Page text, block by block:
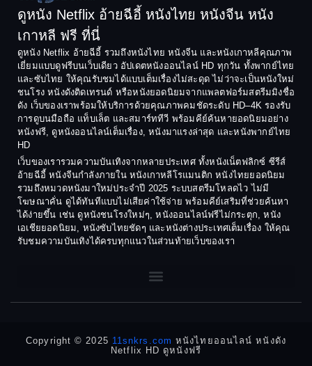
Comedy ตลก
Coming-of-age ชีวิตวัยรุ่น
Crime อาชญากรรม
Crime อาชญากรรม
Culture
Dance เต้น
Dark Comedy ตลกร้าย
DC
Detective สืบสวน
1992
1991
1990
1988
1987
1986
1985
1984
1983
1982
1981
1980
1978
1974
1973
1972
1971
1970
1969
1968
1964
ดูหนัง Netflix อ้ายฉีอี้ หนังไทย หนังจีน หนัง
เกาหลี ฟรี ที่นี่
ดูหนัง Netflix อ้ายฉีอี้ รวมถึงหนังไทย หนังจีน และหนังเกาหลีคุณภาพ
เยี่ยมแบบดูฟรีบนเว็บเดียว อัปเดตหนังออนไลน์ HD ทุกวัน ทั้งพากย์ไทย
และซับไทย ให้คุณรับชมได้แบบเต็มเรื่องไม่สะดุด ไม่ว่าจะเป็นหนังใหม่
ชนโรง หนังดังติดเทรนด์ หรือหนังยอดนิยมจากแพลตฟอร์มสตรีมมิงชื่อ
ดัง เว็บของเราพร้อมให้บริการด้วยคุณภาพคมชัดระดับ HD–4K รองรับ
การดูบนมือถือ แท็บเล็ต และสมาร์ททีวี พร้อมคีย์ค้นหายอดนิยมอย่าง
หนังฟรี, ดูหนังออนไลน์เต็มเรื่อง, หนังมาแรงล่าสุด และหนังพากย์ไทย
HD
เว็บของเรารวมความบันเทิงจากหลายประเทศ ทั้งหนังเน็ตฟลิกซ์ ซีรีส์
อ้ายฉีอี้ หนังจีนกำลังภายใน หนังเกาหลีโรแมนติก หนังไทยยอดนิยม
รวมถึงหมวดหนังมาใหม่ประจำปี 2025 ระบบสตรีมโหลดไว ไม่มี
โฆษณาคั่น ดูได้ทันทีแบบไม่เสียค่าใช้จ่าย พร้อมคีย์เสริมที่ช่วยค้นหา
ได้ง่ายขึ้น เช่น ดูหนังชนโรงใหม่ๆ, หนังออนไลน์ฟรีไม่กระตุก, หนัง
เอเชียยอดนิยม, หนังซับไทยชัดๆ และหนังต่างประเทศเต็มเรื่อง ให้คุณ
รับชมความบันเทิงได้ครบทุกแนวในส่วนท้ายเว็บของเรา
Copyright © 2025 11snkrs.com หนังไทยออนไลน์ หนังดัง
Netflix HD ดูหนังฟรี